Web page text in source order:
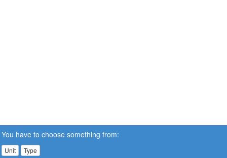
You have to choose something from:
Unit Type